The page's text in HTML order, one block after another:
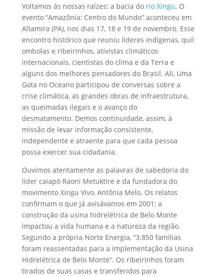
Voltamos às nossas raízes: a bacia do rio Xingu. O
evento “Amazônia: Centro do Mundo” aconteceu em
Altamira (PA), nos dias 17, 18 e 19 de novembro. Esse
encontrohistórico que reuniu líderes indígenas, quil
ombolas e ribeirinhos,ativistas climáticos
internacionais, cientistas do clima e da Terra e
alguns dos melhores pensadores do Brasil. Ali, Uma
Gota no Oceano participou de conversas sobre a
crise climática, as grandes obras de infraestrutura,
as queimadas ilegais e o avanço do
desmatamento. Demos continuidade, assim,à
missão de levar informação consistente,
independente e atraente para que cada pessoa
possa exercer sua cidadania.
Ouvimos atentamente as palavras de sabedoria do
líder caiapó Raoni Metuktire e da fundadora do
movimento Xingu Vivo, Antônia Melo. Os relatos
confirmam o que já avisávamos em 2001: a
construção da usina hidrelétrica de Belo Monte
impactou a vida humana e a natureza da região.
Segundo a própria Norte Energia, “3.850 famílias
foram reassentadas para a implementação da Usina
Hidrelétrica de Belo Monte”. Os ribeirinhos foram
tirados de suas casas e transferidos para